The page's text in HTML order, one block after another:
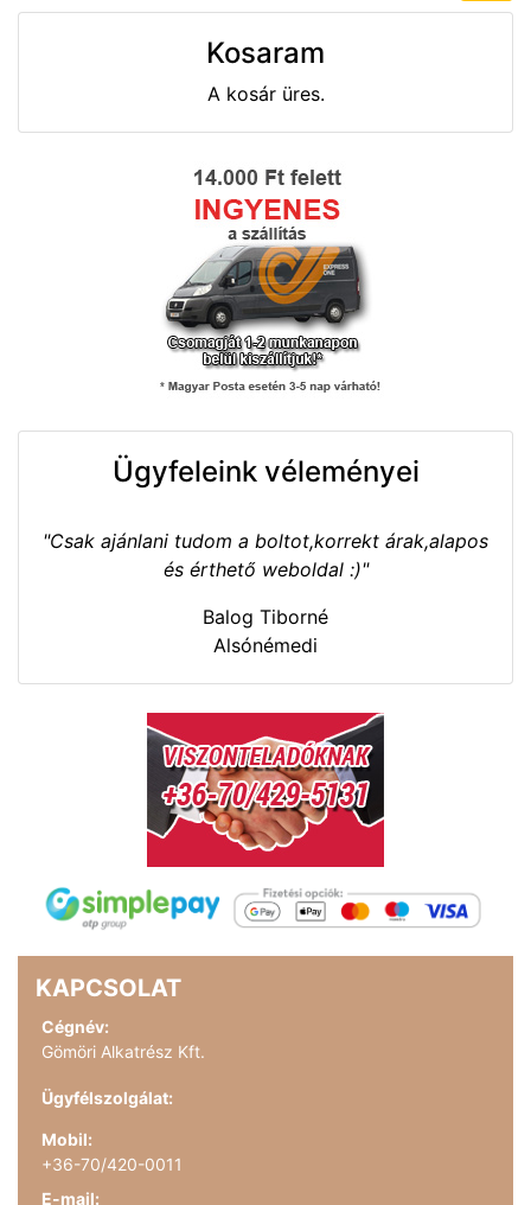
Kosaram
A kosár üres.
Ügyfeleink véleményei
"Csak ajánlani tudom a boltot,korrekt árak,alapos
és érthető weboldal :)"
Balog Tiborné
Alsónémedi
KAPCSOLAT
Cégnév:
Gömöri Alkatrész Kft.
Ügyfélszolgálat:
Mobil:
+36-70/420-0011
E-mail: